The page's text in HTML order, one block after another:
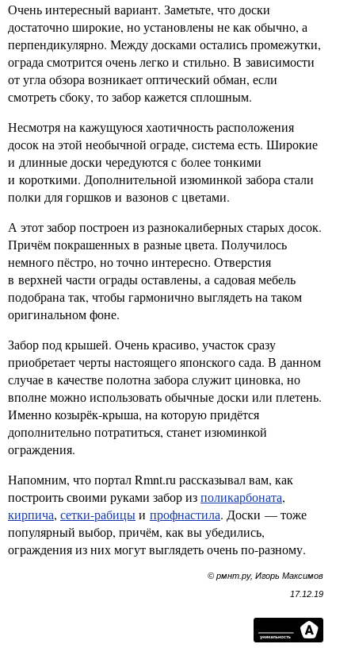
Очень интересный вариант. Заметьте, что доски
достаточно широкие, но установлены не как обычно, а
перпендикулярно. Между досками остались промежутки,
ограда смотрится очень легко и стильно. В зависимости
от угла обзора возникает оптический обман, если
смотреть сбоку, то забор кажется сплошным.
Несмотря на кажущуюся хаотичность расположения
досок на этой необычной ограде, система есть. Широкие
и длинные доски чередуются с более тонкими
и короткими. Дополнительной изюминкой забора стали
полки для горшков и вазонов с цветами.
А этот забор построен из разнокалиберных старых досок.
Причём покрашенных в разные цвета. Получилось
немного пёстро, но точно интересно. Отверстия
в верхней части ограды оставлены, а садовая мебель
подобрана так, чтобы гармонично выглядеть на таком
оригинальном фоне.
Забор под крышей. Очень красиво, участок сразу
приобретает черты настоящего японского сада. В данном
случае в качестве полотна забора служит циновка, но
вполне можно использовать обычные доски или плетень.
Именно козырёк-крыша, на которую придётся
дополнительно потратиться, станет изюминкой
ограждения.
Напомним, что портал Rmnt.ru рассказывал вам, как
построить своими руками забор изполикарбоната,
кирпича, сетки-рабицыи профнастила. Доски — тоже
популярный выбор, причём, как вы убедились,
ограждения из них могут выглядеть очень по-разному.
© рмнт.ру, Игорь Максимов
17.12.19